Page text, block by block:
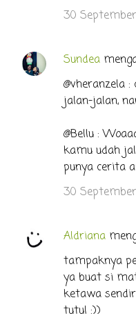
30 September
Sundea
@vheranzela
jalan-jalan,
@Bellu :
kamu udah
punya cerita
30
Aldriana
tampaknya
ya buat si
ketawa
tutul :))